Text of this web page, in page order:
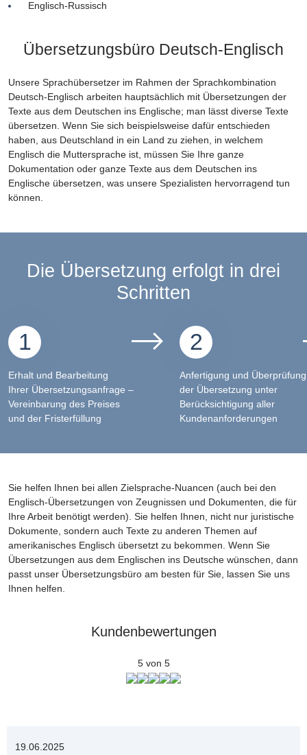
Englisch-Russisch
Übersetzungsbüro Deutsch-Englisch
Unsere Sprachübersetzer im Rahmen der Sprachkombination
Deutsch-Englisch arbeiten hauptsächlich mit Übersetzungen der
Texte aus dem Deutschen ins Englische; man lässt diverse Texte
übersetzen. Wenn Sie sich beispielsweise dafür entschieden
haben, aus Deutschland in ein Land zu ziehen, in welchem
Englisch die Muttersprache ist, müssen Sie Ihre ganze
Dokumentation oder ganze Texte aus dem Deutschen ins
Englische übersetzen, was unsere Spezialisten hervorragend tun
können.
Die Übersetzung erfolgt in drei
Schritten
1
Erhalt und Bearbeitung
Ihrer Übersetzungsanfrage –
Vereinbarung des Preises
und der Fristerfüllung
2
Anfertigung und Überprüfung
der Übersetzung unter
Berücksichtigung aller
Kundenanforderungen
Sie helfen Ihnen bei allen Zielsprache-Nuancen (auch bei den
Englisch-Übersetzungen von Zeugnissen und Dokumenten, die für
Ihre Arbeit benötigt werden). Sie helfen Ihnen, nicht nur juristische
Dokumente, sondern auch Texte zu anderen Themen auf
amerikanisches Englisch übersetzt zu bekommen. Wenn Sie
Übersetzungen aus dem Englischen ins Deutsche wünschen, dann
passt unser Übersetzungsbüro am besten für Sie, lassen Sie uns
Ihnen helfen.
Kundenbewertungen
5 von 5
19.06.2025